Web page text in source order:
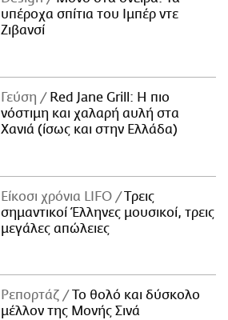
υπέροχα σπίτια του Ιμπέρ ντε
Ζιβανσί
Γεύση
Red Jane Grill: Η πιο
νόστιμη και χαλαρή αυλή στα
Χανιά (ίσως και στην Ελλάδα)
Είκοσι χρόνια LIFO
Tρεις
σημαντικοί Έλληνες μουσικοί, τρεις
μεγάλες απώλειες
Ρεπορτάζ
Το θολό και δύσκολο
μέλλον της Μονής Σινά